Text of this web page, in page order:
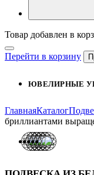
Товар добавлен в
Перейти в корзину
ЮВЕЛИРНЫЕ
ГлавнаяКаталог
бриллиантами